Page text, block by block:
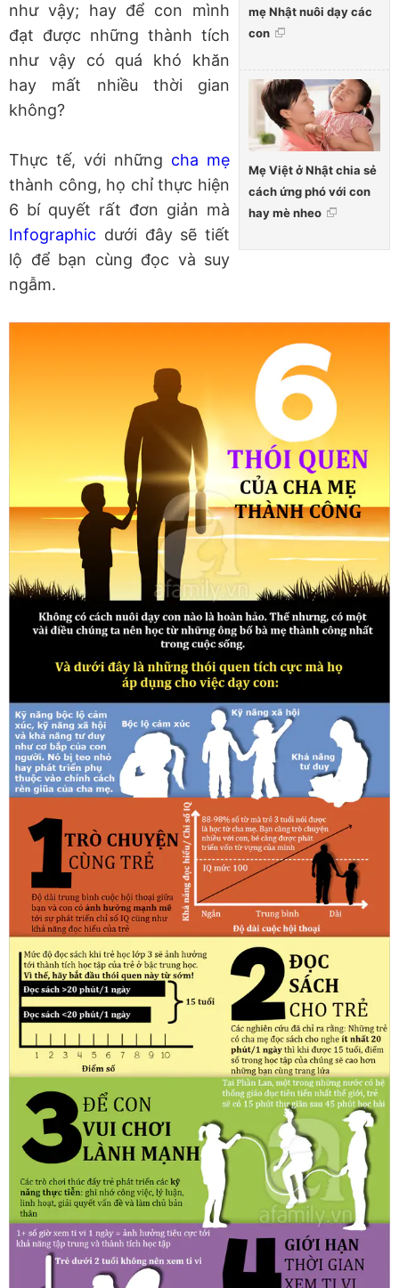
mẹ Nhật nuôi dạy các
con
Mẹ Việt ở Nhật chia sẻ
cách ứng phó với con
hay mè nheo
như vậy; hay để con mình
đạt được những thành tích
như vậy có quá khó khăn
hay mất nhiều thời gian
không?
Thực tế, với những cha mẹ
thành công, họ chỉ thực hiện
6 bí quyết rất đơn giản mà
Infographic dưới đây sẽ tiết
lộ để bạn cùng đọc và suy
ngẫm.